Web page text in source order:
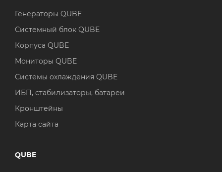
Генераторы QUBE
Системный блок QUBE
Корпуса QUBE
Мониторы QUBE
Системы охлаждения QUBE
ИБП, стабилизаторы, батареи
Кронштейны
Карта сайта
QUBE